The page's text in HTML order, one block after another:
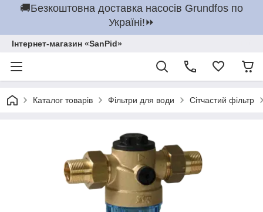
🚚Безкоштовна доставка насосів Grundfos по
Україні!⏩
Інтернет-магазин «SanPid»
Каталог товарів Фільтри для води Сітчастий фільтр